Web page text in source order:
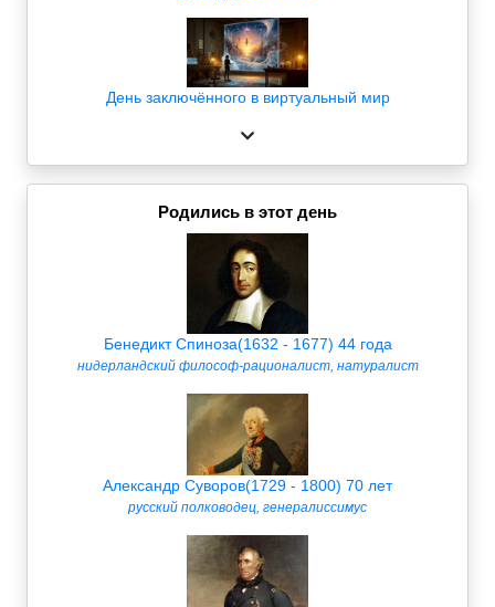
День заключённого в виртуальный мир
Родились в этот день
Бенедикт Спиноза(1632 - 1677) 44 года
нидерландский философ-рационалист, натуралист
Александр Суворов(1729 - 1800) 70 лет
русский полководец, генералиссимус